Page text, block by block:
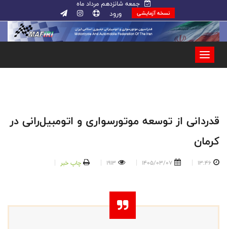
جمعه شانزدهم مرداد ماه
نسخه آزمایشی ورود
قدردانی از توسعه موتورسواری و اتومبیل‌رانی در
کرمان
13:46
1405/03/07
1913 چاپ خبر